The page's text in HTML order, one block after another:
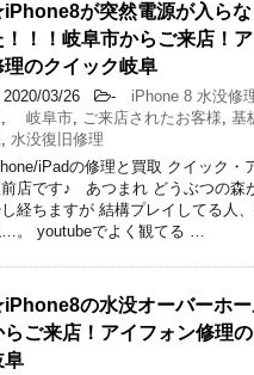
が突然電源が入らな
！！！岐阜市からご来店！
理のクイック岐阜
2020/03/26 - iPhone 8 水没修
, 岐阜市, ご来店されたお客様, 基
, 水没復旧修理
iPadの修理と買取 クイック・
店です♪ あつまれ どうぶつの森
経ちますが 結構プレイしてる人
。 youtubeでよく観てる …
の水没オーバーホー
らご来店！アイフォン修理
阜